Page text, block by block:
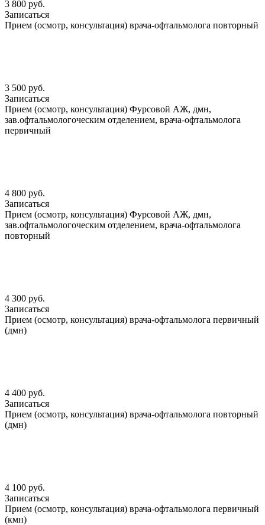
3 800 руб.
Записаться
Прием (осмотр, консультация) врача-офтальмолога повторный
3 500 руб.
Записаться
Прием (осмотр, консультация) Фурсовой АЖ, дмн,
зав.офтальмологоческим отделением, врача-офтальмолога
первичный
4 800 руб.
Записаться
Прием (осмотр, консультация) Фурсовой АЖ, дмн,
зав.офтальмологоческим отделением, врача-офтальмолога
повторный
4 300 руб.
Записаться
Прием (осмотр, консультация) врача-офтальмолога первичный
(дмн)
4 400 руб.
Записаться
Прием (осмотр, консультация) врача-офтальмолога повторный
(дмн)
4 100 руб.
Записаться
Прием (осмотр, консультация) врача-офтальмолога первичный
(кмн)